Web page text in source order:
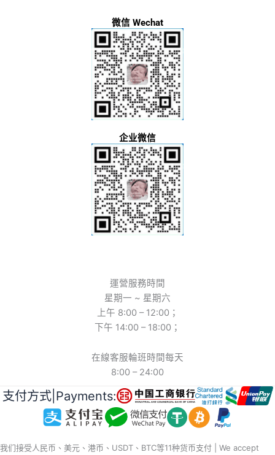
微信 Wechat
企业微信
運營服務時間
星期一 ~ 星期六
上午 8:00 – 12:00；
下午 14:00 – 18:00；
在線客服輪班時間每天
8:00 – 24:00
支付方式|Payments:
我们接受人民币、美元、港币、USDT、BTC等11种货币支付 | We accept